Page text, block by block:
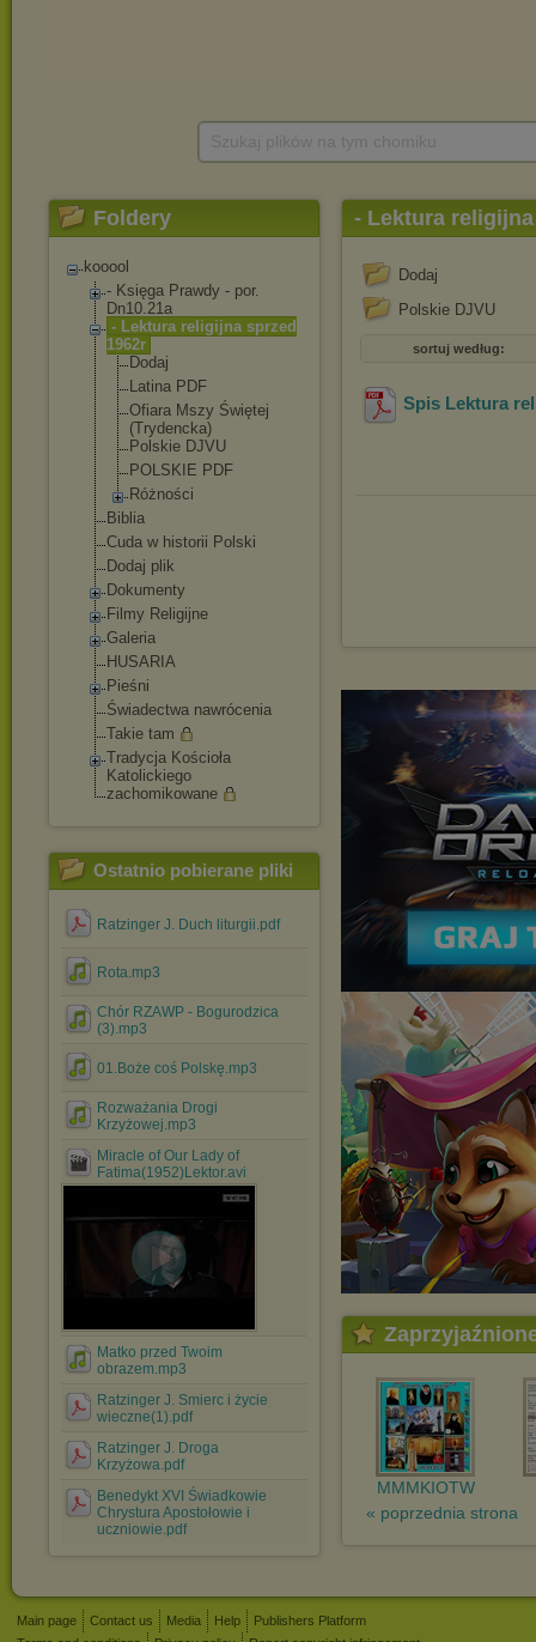
Foldery
kooool
- Księga Prawdy - por.
Dn10.21a
- Lektura religijna sprzed
1962r
Dodaj
Latina PDF
Ofiara Mszy Świętej
(Trydencka)
Polskie DJVU
POLSKIE PDF
Różności
Biblia
Cuda w historii Polski
Dodaj plik
Dokumenty
Filmy Religijne
Galeria
HUSARIA
Pieśni
Świadectwa nawrócenia
Takie tam
Tradycja Kościoła
Katolickiego
zachomikowane
Ostatnio pobierane pliki
Ratzinger J. Duch liturgii.pdf
Rota.mp3
Chór RZAWP - Bogurodzica
(3).mp3
01.Boże coś Polskę.mp3
Rozważania Drogi
Krzyżowej.mp3
Miracle of Our Lady of
Fatima(1952)Lektor.avi
Matko przed Twoim
obrazem.mp3
Ratzinger J. Smierc i życie
wieczne(1).pdf
Ratzinger J. Droga
Krzyżowa.pdf
Benedykt XVI Świadkowie
Chrystura Apostołowie i
uczniowie.pdf
- Lektura
Dodaj
Polskie DJVU
sortuj według:
Spis Lektura
MMMKIOTW
« poprzednia strona
Main page Contact us Media Help
Publishers Platform